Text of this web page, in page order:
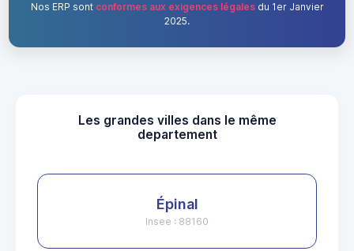
Nos ERP sont conformes aux exigences légalesdu 1er Janvier
2025.
Les grandes villes dans le même
departement
Épinal
Insee : 88160